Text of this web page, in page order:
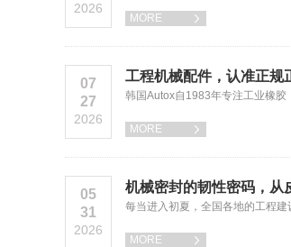
2026
MORE 
07
27
2026
工程机械配件，认准正规
韩国Autox自1983年专注工业橡
MORE 
05
31
2026
机械密封的韧性密码，从
每当进入初夏，全国各地的工程
MORE 